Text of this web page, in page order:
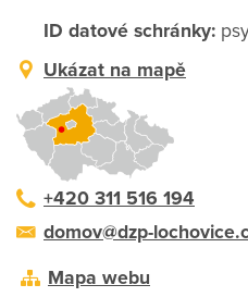
ID datové schránky:
Ukázat na mapě
+420 311 516 194
domov@dzp-
Mapa webu